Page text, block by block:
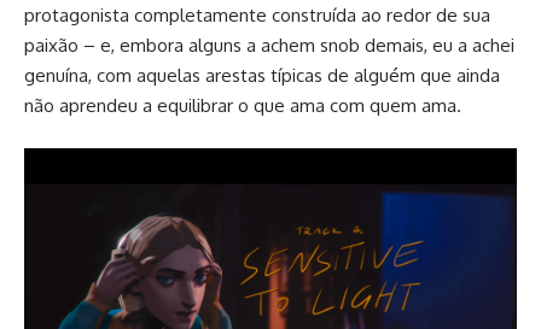
protagonista completamente construída ao redor de sua
paixão – e, embora alguns a achem snob demais, eu a achei
genuína, com aquelas arestas típicas de alguém que ainda
não aprendeu a equilibrar o que ama com quem ama.